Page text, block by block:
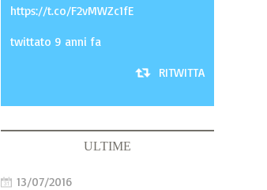
https://t.co/F2vMWZc1fE
twittato 9 anni fa
RITWITTA
ULTIME
13/07/2016